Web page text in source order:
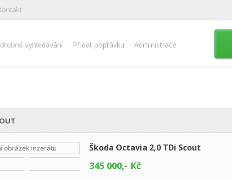
vyhledávání Přidat poptávku Administrace
Škoda Octavia 2,0 TDi Scout
345 000,- Kč